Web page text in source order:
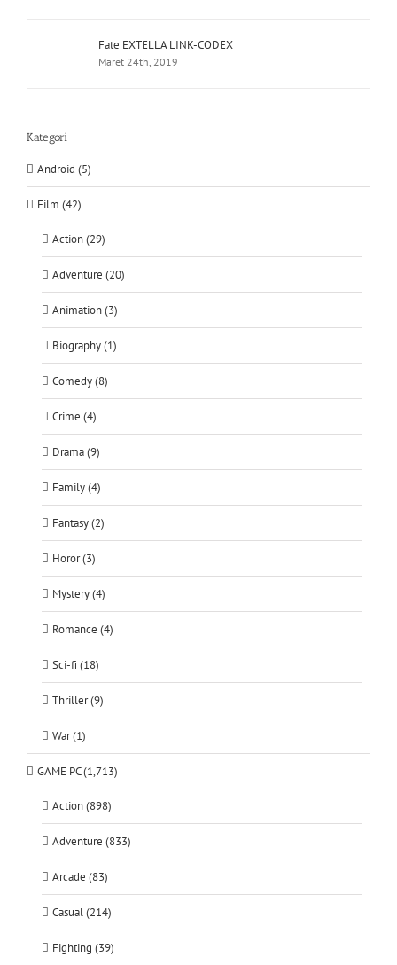
Fate EXTELLA LINK-CODEX
Maret 24th, 2019
Kategori
Android (5)
Film (42)
Action (29)
Adventure (20)
Animation (3)
Biography (1)
Comedy (8)
Crime (4)
Drama (9)
Family (4)
Fantasy (2)
Horor (3)
Mystery (4)
Romance (4)
Sci-fi (18)
Thriller (9)
War (1)
GAME PC (1,713)
Action (898)
Adventure (833)
Arcade (83)
Casual (214)
Fighting (39)